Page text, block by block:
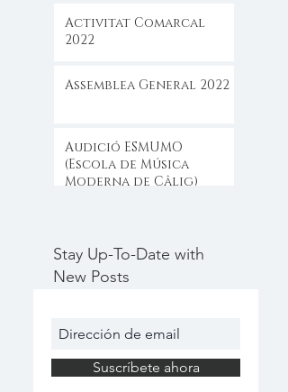
Activitat Comarcal
2022
Assemblea General 2022
Audició ESMUMO
(Escola de Música
Moderna de Câlig)
Stay Up-To-Date with
New Posts
Suscríbete ahora